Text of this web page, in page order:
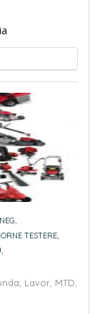
TESTERE,
Lavor, MTD,